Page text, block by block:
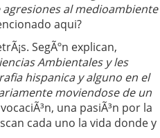
a los tres años (y cómo
en el mismo país
2026/02/23
que los fondos quieren ver
al medioambiente
aqui?
SegÃºn explican,
Ambientales y les
hispanica y alguno en el
moviendose de un
una pasiÃ³n por la
cada uno la vida donde y